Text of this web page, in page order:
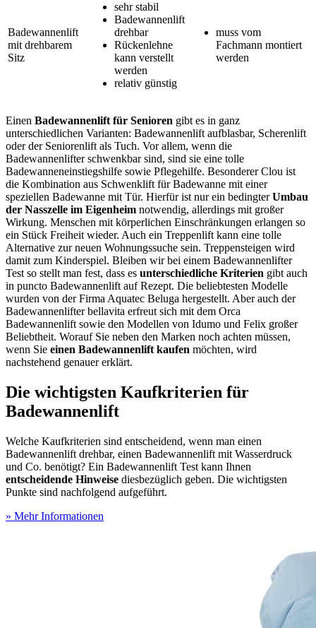
Badewannenlift
mit drehbarem
Sitz
sehr stabil
Badewannenlift
drehbar
Rückenlehne
kann verstellt
werden
relativ günstig
muss vom
Fachmann montiert
werden
Einen Badewannenlift für Senioren gibt es in ganz
unterschiedlichen Varianten: Badewannenlift aufblasbar, Scherenlift
oder der Seniorenlift als Tuch. Vor allem, wenn die
Badewannenlifter schwenkbar sind, sind sie eine tolle
Badewanneneinstiegshilfe sowie Pflegehilfe. Besonderer Clou ist
die Kombination aus Schwenklift für Badewanne mit einer
speziellen Badewanne mit Tür. Hierfür ist nur ein bedingterUmbau
der Nasszelle im Eigenheim notwendig, allerdings mit großer
Wirkung. Menschen mit körperlichen Einschränkungen erlangen so
ein Stück Freiheit wieder. Auch ein Treppenlift kann eine tolle
Alternative zur neuen Wohnungssuche sein. Treppensteigen wird
damit zum Kinderspiel. Bleiben wir bei einem Badewannenlifter
Testso stellt man fest, dass es unterschiedliche Kriterien gibt auch
in puncto Badewannenlift auf Rezept. Die beliebtesten Modelle
wurden von der Firma Aquatec Beluga hergestellt. Aber auch der
Badewannenlifter bellavita erfreut sich mit dem Orca
Badewannenlift sowie den Modellen von Idumo und Felix großer
Beliebtheit. Worauf Sie neben den Marken noch achten müssen,
wenn Sie einen Badewannenlift kaufen möchten, wird
nachstehend genauer erklärt.
Die wichtigsten Kaufkriterien für
Badewannenlift
Welche Kaufkriterien sind entscheidend, wenn man einen
Badewannenlift drehbar, einen Badewannenlift mit Wasserdruck
und Co. benötigt? Ein Badewannenlift Test kann Ihnen
entscheidende Hinweise diesbezüglich geben. Die wichtigsten
Punkte sind nachfolgend aufgeführt.
» Mehr Informationen